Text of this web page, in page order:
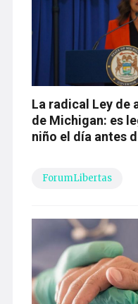
La radical Ley de
de Michigan: es
niño el día antes
ForumLibertas